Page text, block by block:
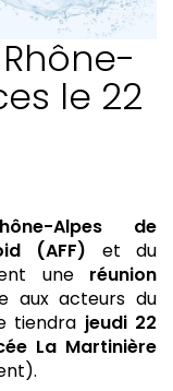
le 22
Alpes de
(AFF) et du
une réunion
aux acteurs du
tiendra jeudi 22
La Martinière